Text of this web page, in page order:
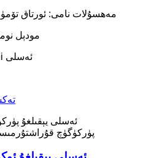
مەھسۇلات نامى: ئورتاق
مودېل نومۇرى:
ماركىسى: delphi ئەسلى